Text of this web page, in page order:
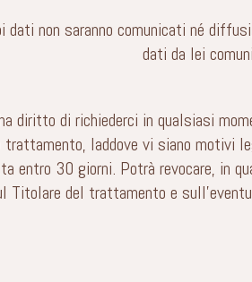
dati non saranno comunicati né
dati da lei
diritto di richiederci in qualsiasi
trattamento, laddove vi siano motivi
entro 30 giorni. Potrà revocare, in
Titolare del trattamento e